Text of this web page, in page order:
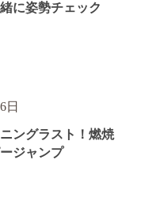
に姿勢チェック
日
ングラスト！燃焼
ジャンプ